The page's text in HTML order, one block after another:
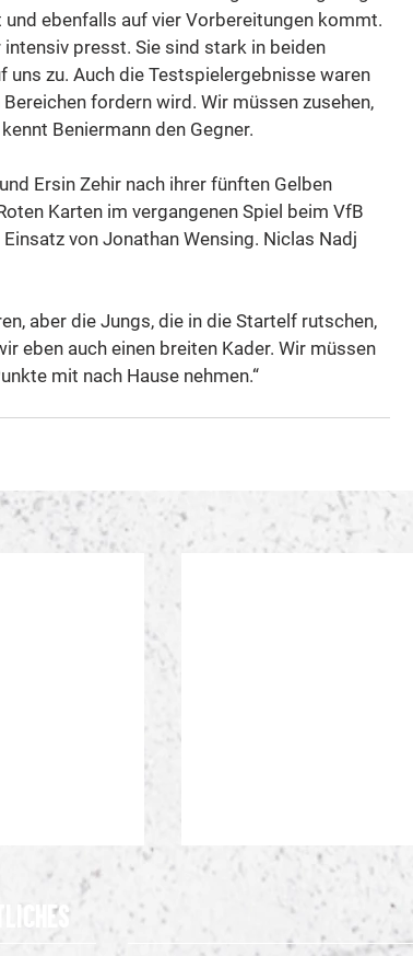
ebenfalls auf vier Vorbereitungen kommt.
presst. Sie sind stark in beiden
zu. Auch die Testspielergebnisse waren
fordern wird. Wir müssen zusehen,
Beniermann den Gegner.
Ersin Zehir nach ihrer fünften Gelben
Karten im vergangenen Spiel beim VfB
von Jonathan Wensing. Niclas Nadj
aber die Jungs, die in die Startelf rutschen,
eben auch einen breiten Kader. Wir müssen
mit nach Hause nehmen.“